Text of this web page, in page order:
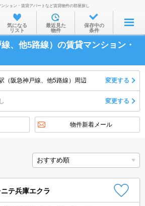
お部屋を探す
沿線・駅から
住所から
家賃相場から
不動産会社から
ション・賃貸アパートなど賃貸物件の部屋探し
気になる
リスト
最近見た
物件
保存中の
条件
、他5路線）の賃貸マンション・
（阪急神戸線、他5路線）周辺 変更する
変更する
物件新着メール
テ兵庫エクラ